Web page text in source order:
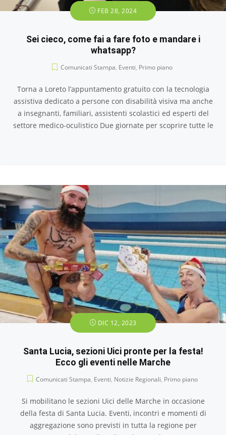
FEB 28, 2024
Sei cieco, come fai a fare foto e mandare i
whatsapp?
Comunicati Stampa, Eventi, Primo piano
Torna a Loreto l’appuntamento gratuito con la tecnologia
assistiva dedicato a persone con disabilità visiva ma anche
a insegnanti, familiari, assistenti scolastici ed esperti del
settore medico-oculistico Due giornate per scoprire tutte le
DIC 12, 2023
Santa Lucia, sezioni Uici pronte per la festa!
Ecco gli eventi nelle Marche
Comunicati Stampa, Eventi, Notizie Regionali, Primo piano
Si mobilitano le sezioni Uici delle Marche in occasione
della festa di Santa Lucia. Eventi, incontri e momenti di
aggregazione sono previsti in tutta la regione per